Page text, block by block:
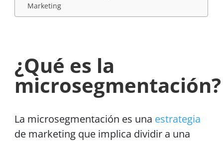
Marketing
¿Qué es la
microsegmentación?
La microsegmentación es una estrategia
de marketing que implica dividir a una